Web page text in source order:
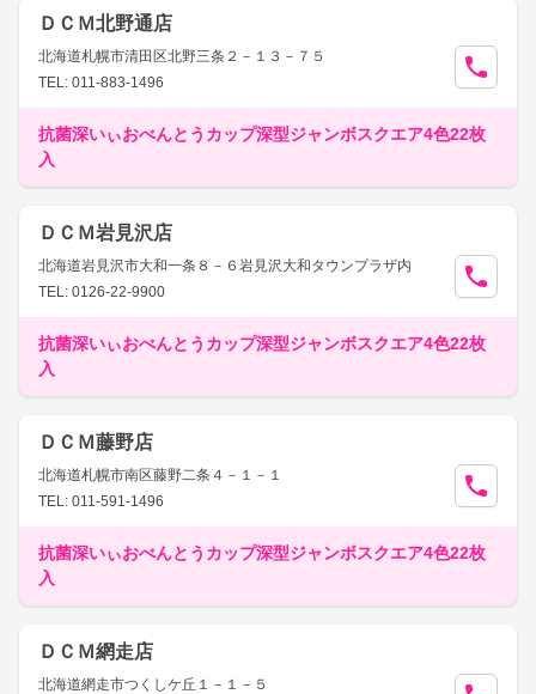
ＤＣＭ北野通店
北海道札幌市清田区北野三条２－１３－７５
TEL: 011-883-1496
抗菌深いぃおべんとうカップ深型ジャンボスクエア4色22枚
入
ＤＣＭ岩見沢店
北海道岩見沢市大和一条８－６岩見沢大和タウンプラザ内
TEL: 0126-22-9900
抗菌深いぃおべんとうカップ深型ジャンボスクエア4色22枚
入
ＤＣＭ藤野店
北海道札幌市南区藤野二条４－１－１
TEL: 011-591-1496
抗菌深いぃおべんとうカップ深型ジャンボスクエア4色22枚
入
ＤＣＭ網走店
北海道網走市つくしケ丘１－１－５